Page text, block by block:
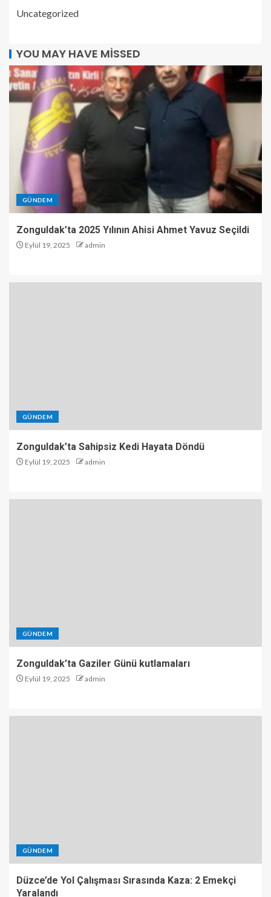
Uncategorized
YOU MAY HAVE MISSED
GÜNDEM
Zonguldak’ta 2025 Yılının Ahisi Ahmet Yavuz Seçildi
Eylül 19, 2025 admin
GÜNDEM
Zonguldak’ta Sahipsiz Kedi Hayata Döndü
Eylül 19, 2025 admin
GÜNDEM
Zonguldak’ta Gaziler Günü kutlamaları
Eylül 19, 2025 admin
GÜNDEM
Düzce’de Yol Çalışması Sırasında Kaza: 2 Emekçi
Yaralandı